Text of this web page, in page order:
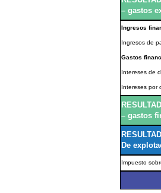
– gastos
Ingresos
Ingresos de
Gastos
Intereses de
Intereses por
– gastos
De
Impuesto